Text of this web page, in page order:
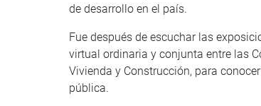
de desarrollo en el país.
Fue después de escuchar las
virtual ordinaria y conjunta entre las
Vivienda y Construcción, para
pública.